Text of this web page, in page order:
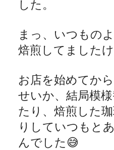
した。
まっ、いつもの
焙煎してました
お店を始めてか
せいか、結局模
たり、焙煎した
りしていつもと
んでした 😅